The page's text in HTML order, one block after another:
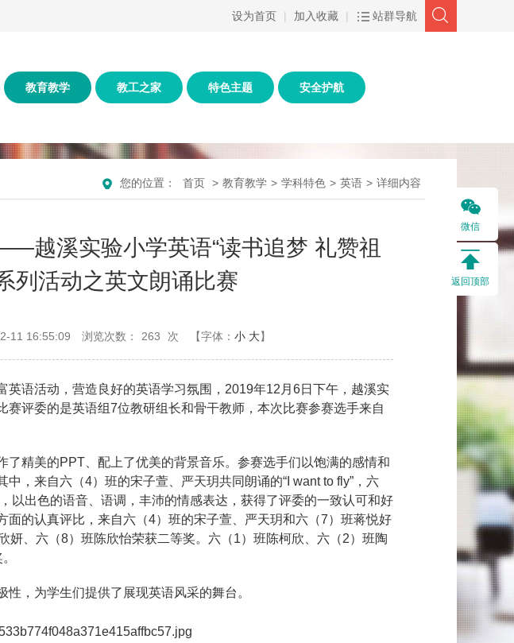
设为首页 | 加入收藏 | 站群导航
教育教学 教工之家 特色主题 安全护航
您的位置： 首页 > 教育教学 > 学科特色 > 英语 > 详细内容
越溪实验小学英语“读书追梦 礼赞祖
列活动之英文朗诵比赛
11 16:55:09 浏览次数： 263 次 【字体： 小 大】
语活动，营造良好的英语学习氛围， 2019年12 月 6日下午，越溪实
赛评委的是英语组7位教研组长和骨干教师，本次比赛参赛选手来自
了精美的PPT 、配上了优美的背景音乐。参赛选手们以饱满的感情和
中，来自六（4）班的宋子萱、严天玥共同朗诵的“ I want to fly”，六
，以出色的语音、语调，丰沛的情感表达，获得了评委的一致认可和好
面的认真评比，来自六（4）班的宋子萱、严天玥和六（7）班蒋悦好
妍、六（8）班陈欣怡荣获二等奖。六（1）班陈柯欣、六（2）班陶
，为学生们提供了展现英语风采的舞台。
微信
返回顶部